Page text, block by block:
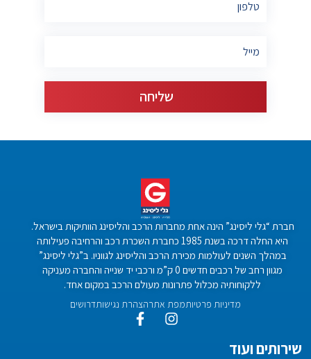
חברת “גלי ליסינג” הינה אחת מחברות הרכב והליסינג הוותיקות בישראל.
היא החלה דרכה בשנת 1985 כחברת השכרת רכב והרחיבה פעילותה
במהלך השנים לעולמות מכירת הרכב והליסינג לגווניו. ב”גלי ליסינג”
מגוון רחב של רכבים חדשים 0 ק”מ ורכבי יד שנייה והחברה מעניקה
ללקוחותיה מכלול פתרונות מעולם הרכב במקום אחד.
מדיניות פרטיותמפת אתרהצהרת נגישותדרושים
שירותים ועוד